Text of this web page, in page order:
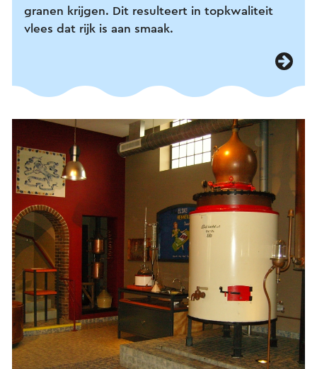
granen krijgen. Dit resulteert in topkwaliteit
vlees dat rijk is aan smaak.